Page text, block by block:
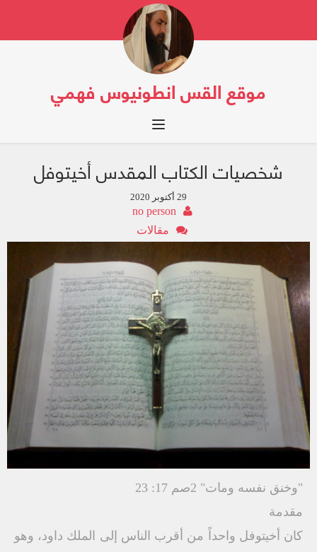
موقع القس انطونيوس فهمي
Toggle navigation
شخصيات الكتاب المقدس أخيتوفل
29 أكتوبر 2020
no person
مقالات
"وخنق نفسه ومات" 2صم 17: 23
مقدمة
كان أخيتوفل واحداً من أقرب الناس إلى الملك داود، وهو